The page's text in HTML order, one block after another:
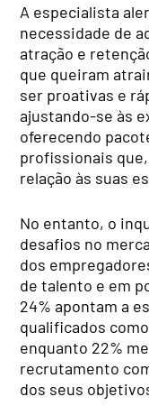
A especialista
necessidade de
atração e
que queiram
ser proativas e
ajustando-se às
oferecendo
profissionais
relação às suas
No entanto, o
desafios no
dos
de talento e em
24% apontam a
qualificados
enquanto 22%
recrutamento
dos seus